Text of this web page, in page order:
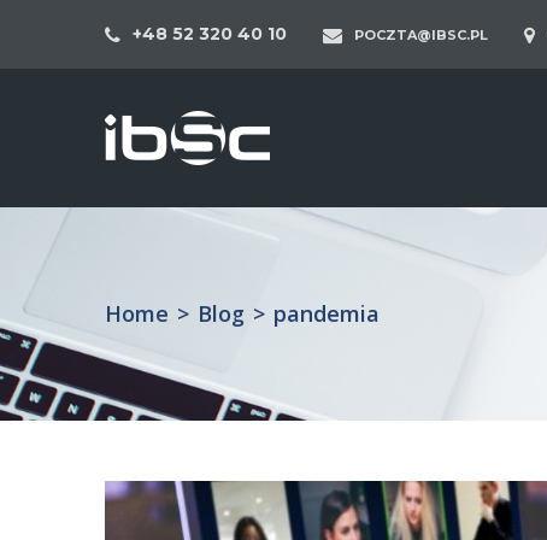
+48 52 320 40 10 POCZTA@IBSC.PL
Home > Blog > pandemia